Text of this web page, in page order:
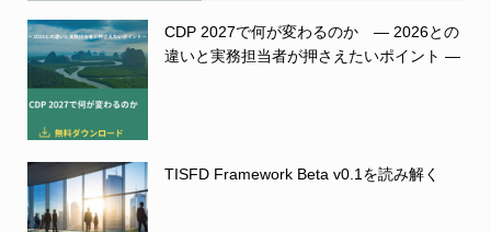
CDP 2027で何が変わるのか ― 2026との
違いと実務担当者が押さえたいポイント ―
TISFD Framework Beta v0.1を読み解く